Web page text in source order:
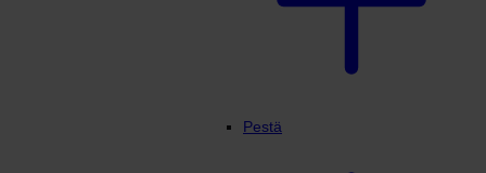
Pestä